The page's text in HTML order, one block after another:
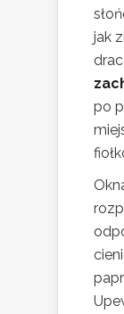
jak
po